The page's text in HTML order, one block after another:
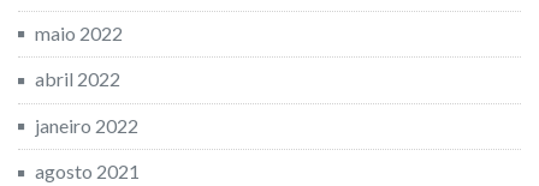
maio 2022
abril 2022
janeiro 2022
agosto 2021